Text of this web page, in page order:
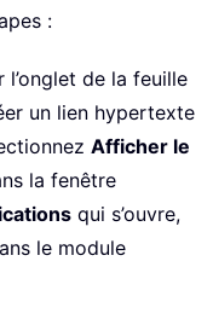
:
de la feuille
un lien hypertexte
Afficher le
la fenêtre
qui s’ouvre,
le module